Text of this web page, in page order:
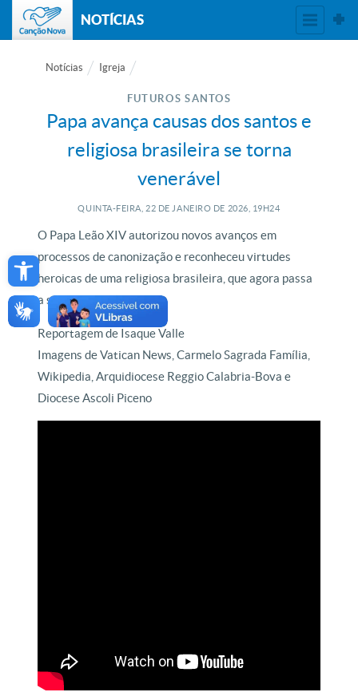
Open toolbar
NOTÍCIAS
Notícias Igreja
FUTUROS SANTOS
Papa avança causas dos santos e
religiosa brasileira se torna
venerável
QUINTA-FEIRA, 22 DE JANEIRO DE 2026, 19H24
O Papa Leão XIV autorizou novos avanços em
processos de canonização e reconheceu virtudes
heroicas de uma religiosa brasileira, que agora passa
a ser venerável.
Reportagem de Isaque Valle
Imagens de Vatican News, Carmelo Sagrada Família,
Wikipedia, Arquidiocese Reggio Calabria-Bova e
Diocese Ascoli Piceno